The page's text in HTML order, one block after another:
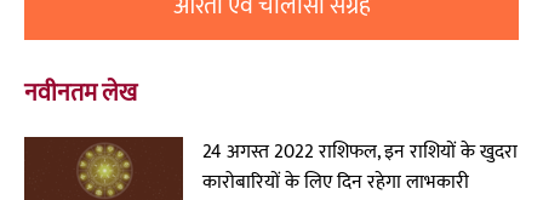
नवीनतम लेख
24 अगस्त 2022 राशिफल, इन राशियों के खुदरा
कारोबारियों के लिए दिन रहेगा लाभकारी